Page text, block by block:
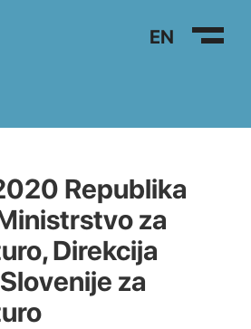
EN
Republika
za
Direkcija
za